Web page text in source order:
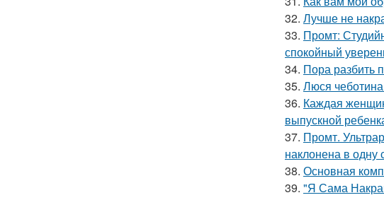
32. Лучше не
33. Промт:
спокойный
34. Пора разбить
35. Люся
36. Каждая
выпускной
37. Промт.
наклонена в одну
38. Основная
39. "Я Сама